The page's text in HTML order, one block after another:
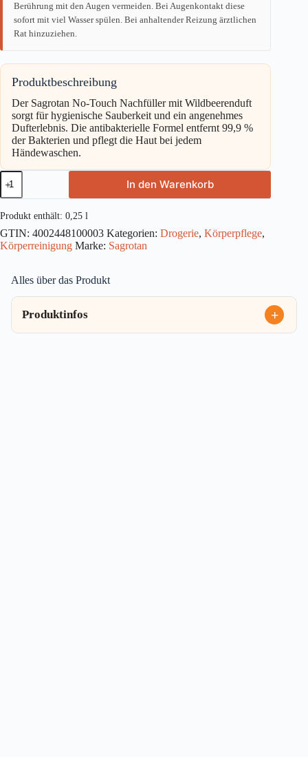
Berührung mit den Augen vermeiden. Bei Augenkontakt diese
sofort mit viel Wasser spülen. Bei anhaltender Reizung ärztlichen
Rat hinzuziehen.
Produktbeschreibung
Der Sagrotan No-Touch Nachfüller mit Wildbeerenduft
sorgt für hygienische Sauberkeit und ein angenehmes
Dufterlebnis. Die antibakterielle Formel entfernt 99,9 %
der Bakterien und pflegt die Haut bei jedem
Händewaschen.
Sagrotan
No-
Touch
Nachfüller
Wildbeeren
Duft
250ml
In den Warenkorb
Produkt enthält: 0,25 l
GTIN: 4002448100003 Kategorien: Drogerie, Körperpflege,
Körperreinigung Marke: Sagrotan
Alles über das Produkt
Produktinfos